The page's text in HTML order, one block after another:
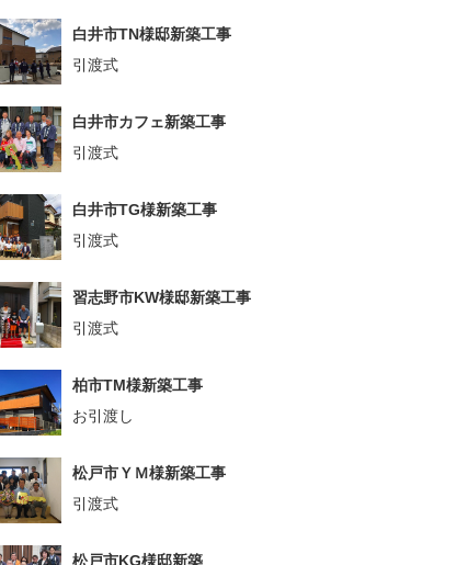
白井市TN様邸新築工事
引渡式
白井市カフェ新築工事
引渡式
白井市TG様新築工事
引渡式
習志野市KW様邸新築工事
引渡式
柏市TM様新築工事
お引渡し
松戸市ＹＭ様新築工事
引渡式
松戸市KG様邸新築